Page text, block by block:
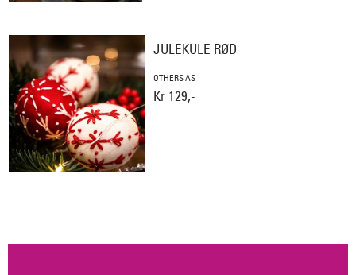
JULEKULE RØD
OTHERS AS
Kr 129,-